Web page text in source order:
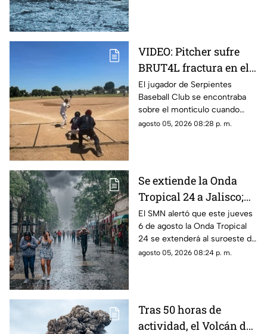
VIDEO: Pitcher sufre
BRUT4L fractura en el
brazo mientras lanzaba
El jugador de Serpientes
Baseball Club se encontraba
sobre el montículo cuando
inició el movimiento para
agosto 05, 2026 08:28 p. m.
Se extiende la Onda
Tropical 24 a Jalisco;
¿cómo modificará el
clima de Guadalajara?
El SMN alertó que este jueves
6 de agosto la Onda Tropical
24 se extenderá al suroeste de
Jalisco; así modificará el clima
agosto 05, 2026 08:24 p. m.
Tras 50 horas de
actividad, el Volcán de